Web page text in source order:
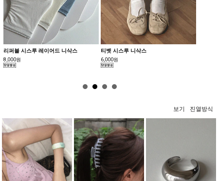
리퍼블 시스루 레이어드 니삭스
8,000원
티벳 시스루 니삭스
6,000원
보기 진열방식